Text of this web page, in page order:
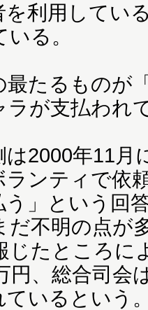
を利用してい
る。
たるものが
ラが支払われ
2000年11月
ランティで依
う」という回
だ不明の点が
じたところ
円、総合司会
ているという